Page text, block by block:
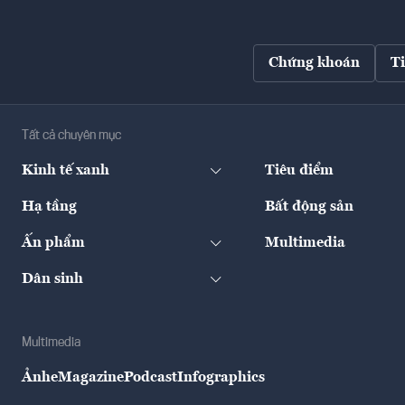
Chứng khoán
Tất cả chuyên mục
Kinh tế xanh Tiêu điểm
Hạ tầng Bất động sản
Ấn phẩm Multimedia
Dân sinh
Multimedia
ẢnheMagazinePodcastInfographics